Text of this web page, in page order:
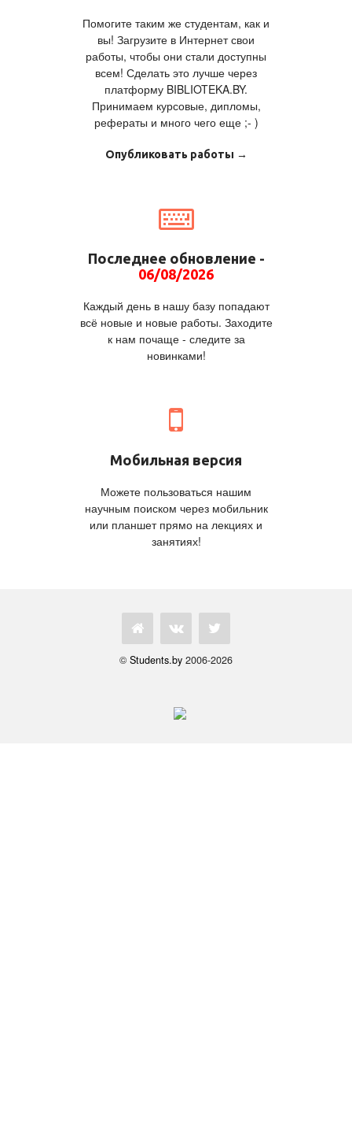
Помогите таким же студентам, как и
вы! Загрузите в Интернет свои
работы, чтобы они стали доступны
всем! Сделать это лучше через
платформу BIBLIOTEKA.BY.
Принимаем курсовые, дипломы,
рефераты и много чего еще ;- )
Опубликовать работы →
Последнее обновление -
06/08/2026
Каждый день в нашу базу попадают
всё новые и новые работы. Заходите
к нам почаще - следите за
новинками!
Мобильная версия
Можете пользоваться нашим
научным поиском через мобильник
или планшет прямо на лекциях и
занятиях!
© Students.by 2006-2026